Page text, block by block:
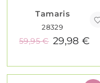
Tamaris
28329
29,98 €
59,95 €